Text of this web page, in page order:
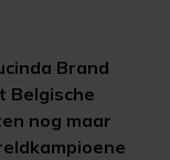
Brand
Belgische
nog maar